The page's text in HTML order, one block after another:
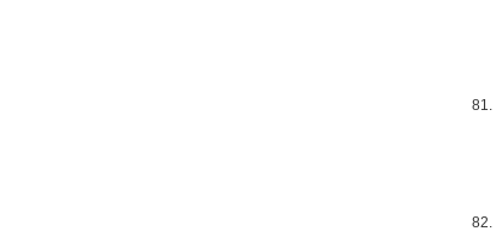
81.
82.